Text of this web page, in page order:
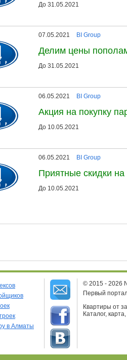
До 31.05.2021
07.05.2021 BI Group
Делим цены
До 31.05.2021
06.05.2021 BI Group
Акция на покупку
До 10.05.2021
06.05.2021 BI Group
Приятные скидки на
До 10.05.2021
в Алматы
© 2015 - 2026
Первый
Квартиры от
Каталог,